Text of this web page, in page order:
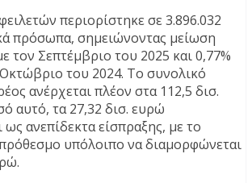
περιορίστηκε σε 3.896.032
πρόσωπα, σημειώνοντας μείωση
τον Σεπτέμβριο του 2025 και 0,77%
του 2024. Το συνολικό
ανέρχεται πλέον στα 112,5 δισ.
αυτό, τα 27,32 δισ. ευρώ
ως ανεπίδεκτα είσπραξης, με το
υπόλοιπο να διαμορφώνεται